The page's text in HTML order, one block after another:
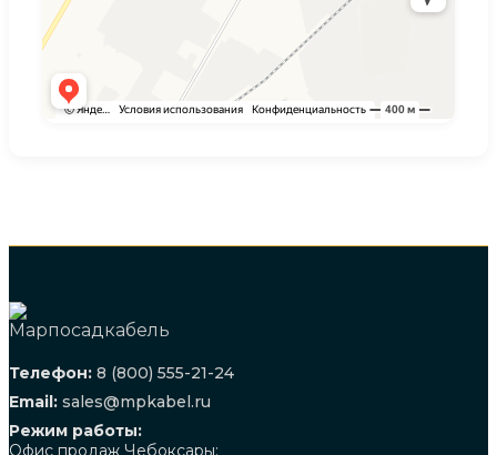
Телефон: 8 (800) 555-21-24
Email: sales@mpkabel.ru
Режим работы:
Офис продаж Чебоксары: